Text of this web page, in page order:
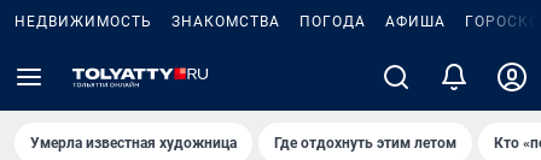
НЕДВИЖИМОСТЬ ЗНАКОМСТВА ПОГОДА АФИША
Умерла известная художница Где отдохнуть этим летом Кто